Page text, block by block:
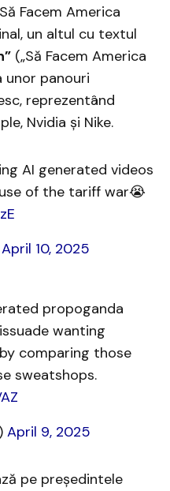
Facem America
un altul cu textul
(„Să Facem America
unor panouri
reprezentând
Nvidia și Nike.
AI generated videos
of the tariff war😭
April 10, 2025
propoganda
wanting
comparing those
sweatshops.
April 9, 2025
pe președintele